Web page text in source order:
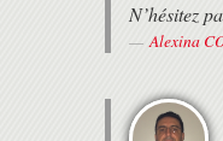
N’hésitez
Alexina